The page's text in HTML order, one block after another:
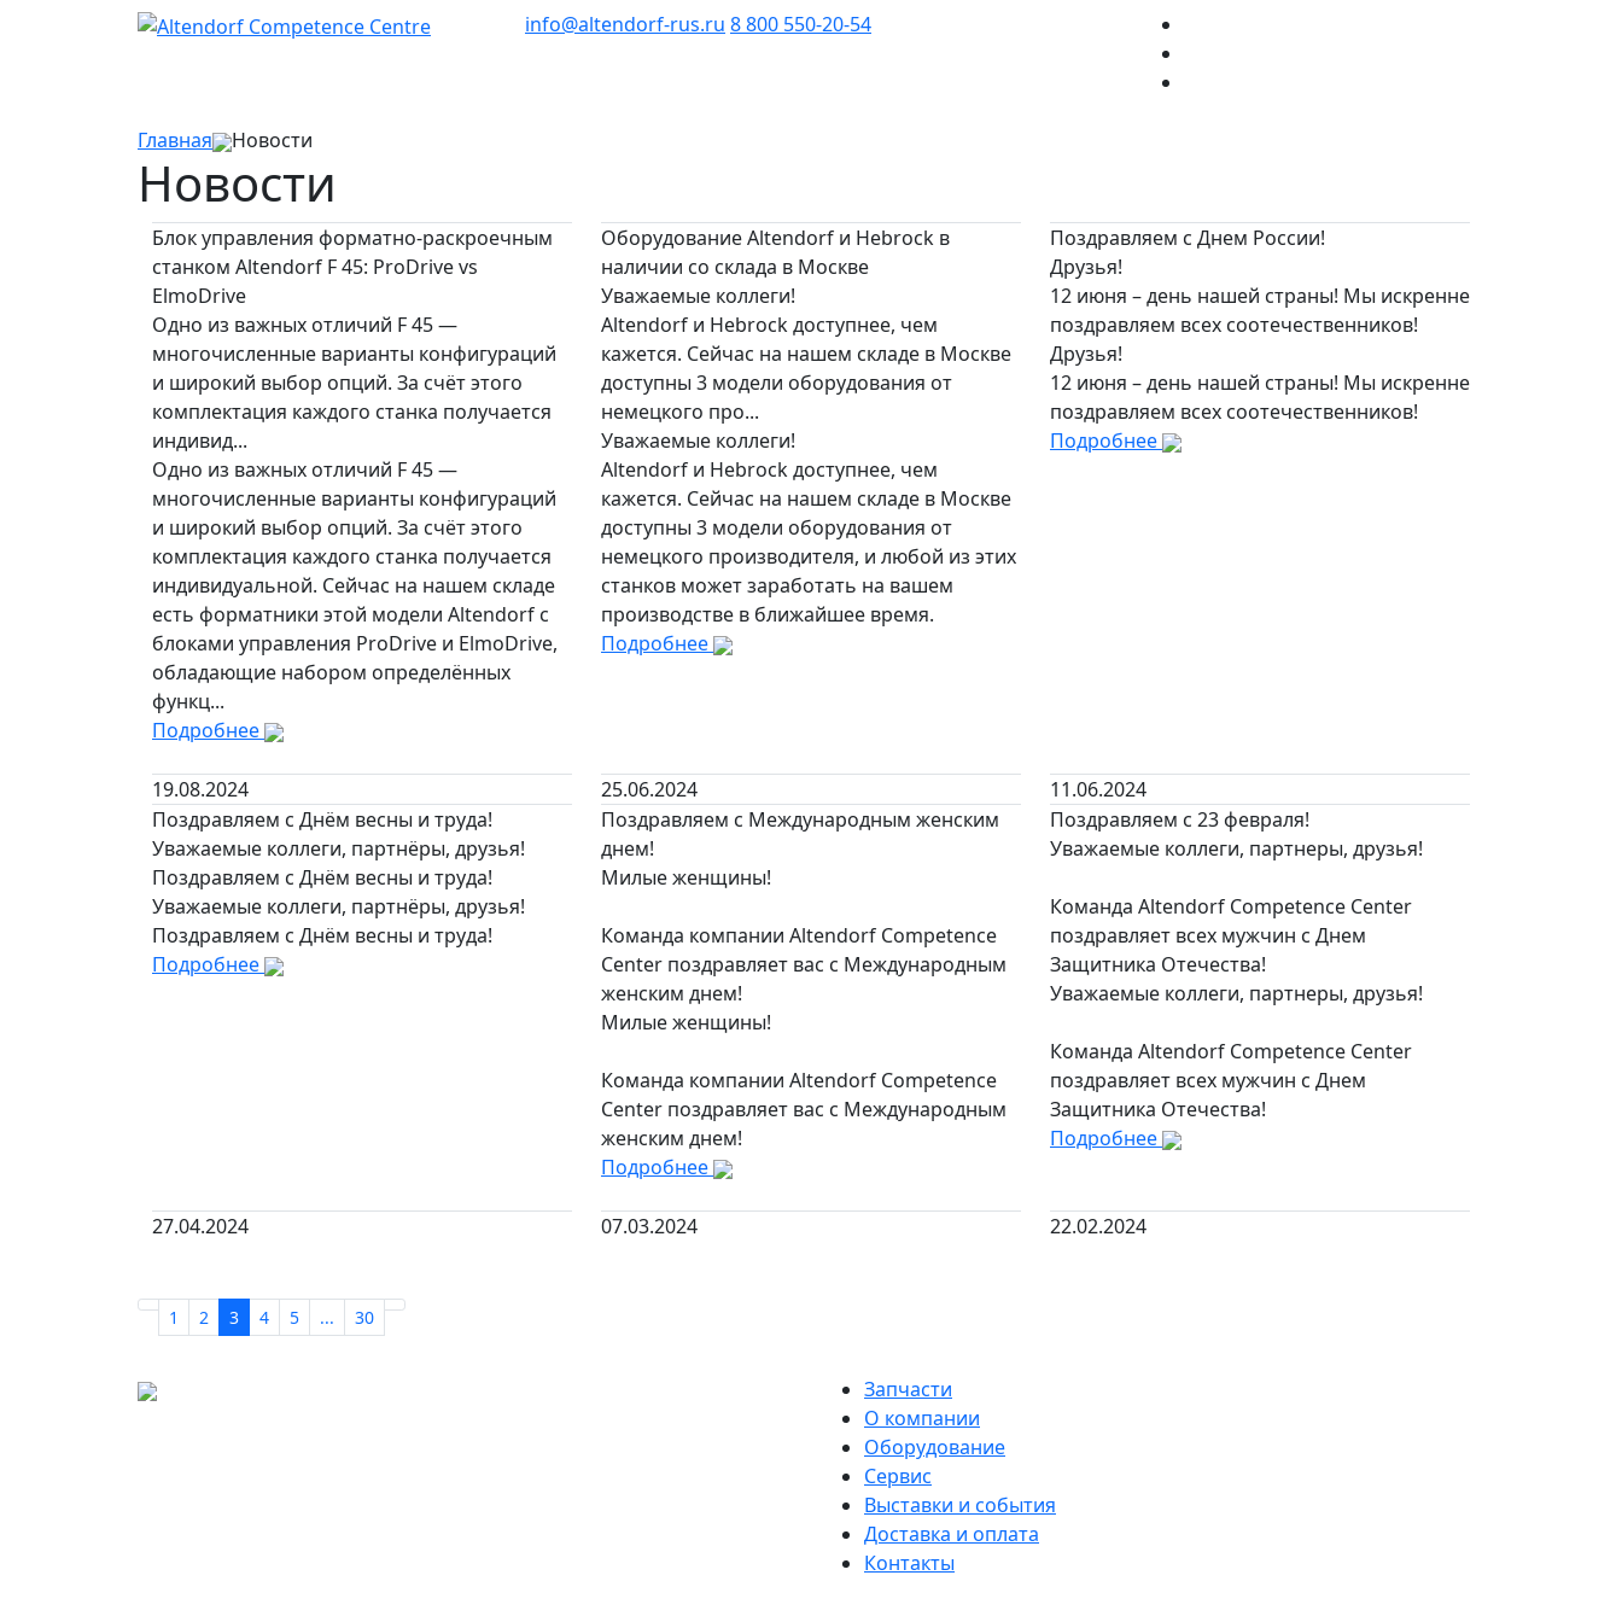
info@altendorf-rus.ru 8 800 550-20-54
Главная Новости
Новости
Блок управления форматно-раскроечным
станком Altendorf F 45: ProDrive vs
ElmoDrive
Одно из важных отличий F 45 —
многочисленные варианты конфигураций
и широкий выбор опций. За счёт этого
комплектация каждого станка получается
индивид...
Одно из важных отличий F 45 —
многочисленные варианты конфигураций
и широкий выбор опций. За счёт этого
комплектация каждого станка получается
индивидуальной. Сейчас на нашем складе
есть форматники этой модели Altendorf с
блоками управления ProDrive и ElmoDrive,
обладающие набором определённых
функц...
Подробнее
19.08.2024
Оборудование Altendorf и Hebrock в
наличии со склада в Москве
Уважаемые коллеги!
Altendorf и Hebrock доступнее, чем
кажется. Сейчас на нашем складе в Москве
доступны 3 модели оборудования от
немецкого про...
Уважаемые коллеги!
Altendorf и Hebrock доступнее, чем
кажется. Сейчас на нашем складе в Москве
доступны 3 модели оборудования от
немецкого производителя, и любой из этих
станков может заработать на вашем
производстве в ближайшее время.
Подробнее
25.06.2024
Поздравляем с Днем России!
Друзья!
12 июня – день нашей страны! Мы искренне
поздравляем всех соотечественников!
Друзья!
12 июня – день нашей страны! Мы искренне
поздравляем всех соотечественников!
Подробнее
11.06.2024
Поздравляем с Днём весны и труда!
Уважаемые коллеги, партнёры, друзья!
Поздравляем с Днём весны и труда!
Уважаемые коллеги, партнёры, друзья!
Поздравляем с Днём весны и труда!
Подробнее
27.04.2024
Поздравляем с Международным женским
днем!
Милые женщины!
Команда компании Altendorf Competence
Center поздравляет вас с Международным
женским днем!
Милые женщины!
Команда компании Altendorf Competence
Center поздравляет вас с Международным
женским днем!
Подробнее
07.03.2024
Поздравляем с 23 февраля!
Уважаемые коллеги, партнеры, друзья!
Команда Altendorf Competence Center
поздравляет всех мужчин с Днем
Защитника Отечества!
Уважаемые коллеги, партнеры, друзья!
Команда Altendorf Competence Center
поздравляет всех мужчин с Днем
Защитника Отечества!
Подробнее
22.02.2024
1 2 3 4 5 ... 30
Запчасти
О компании
Оборудование
Сервис
Выставки и события
Доставка и оплата
Контакты